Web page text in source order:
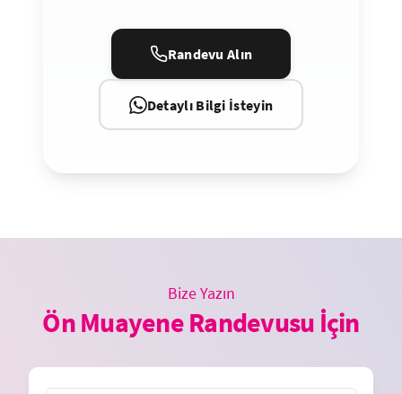
Randevu Alın
Detaylı Bilgi İsteyin
Bize Yazın
Ön Muayene Randevusu İçin